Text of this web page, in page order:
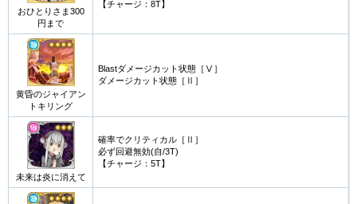
おひとりさま300
円まで
【チャージ：8T】
黄昏のジャイアン
トキリング
Blastダメージカット状態［Ⅴ］
ダメージカット状態［Ⅱ］
未来は炎に消えて
確率でクリティカル［Ⅱ］
必ず回避無効(自/3T)
【チャージ：5T】